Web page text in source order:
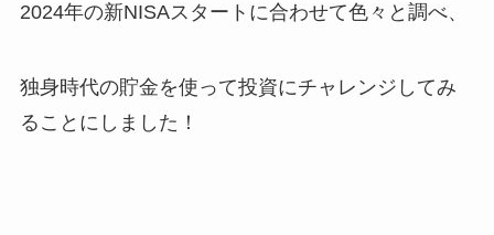
2024年の新NISAスタートに合わせて色々と調べ、
独身時代の貯金を使って投資にチャレンジしてみ
ることにしました！